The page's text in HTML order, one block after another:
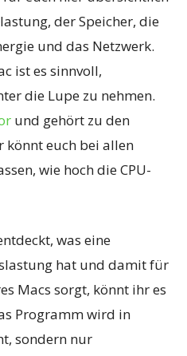
der Speicher, die
und das Netzwerk.
ist es sinnvoll,
die Lupe zu nehmen.
und gehört zu den
könnt euch bei allen
wie hoch die CPU-
was eine
hat und damit für
Macs sorgt, könnt ihr es
Programm wird in
sondern nur